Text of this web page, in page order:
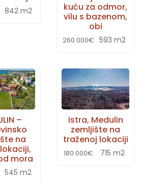
842 m2
kuću za odmor,
vilu s bazenom,
obi
260.000€ 593 m2
–
na
mora
545 m2
Istra, Medulin
zemljište na
traženoj lokaciji
180.000€ 715 m2